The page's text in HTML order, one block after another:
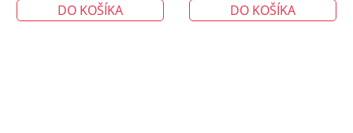
DO KOŠÍKA DO KOŠÍKA